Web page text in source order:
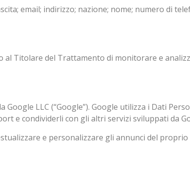
email; indirizzo; nazione; nome; numero di
Titolare del Trattamento di monitorare e
LLC (“Google”). Google utilizza i Dati
e condividerli con gli altri servizi sviluppati da
e personalizzare gli annunci del